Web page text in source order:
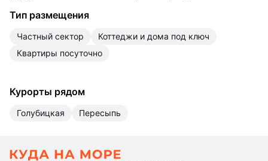
Тип размещения
частный сектор
коттеджи и дома под ключ
квартиры посуточно
Курорты рядом
Голубицкая Пересыпь